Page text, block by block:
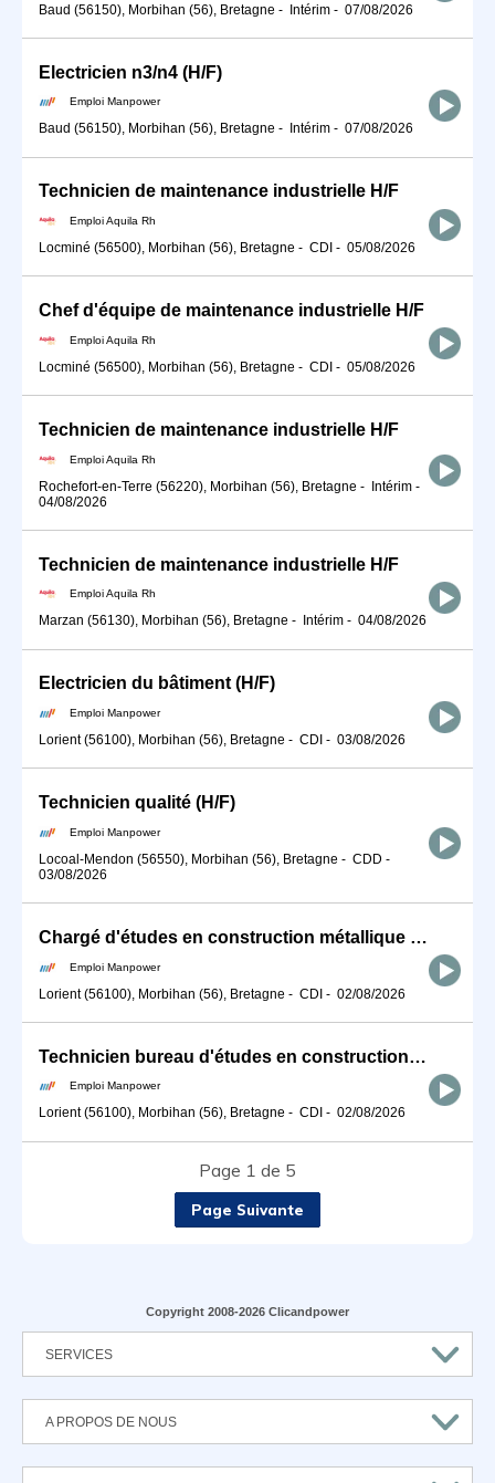
Baud (56150), Morbihan (56), Bretagne - Intérim - 07/08/2026
Electricien n3/n4 (H/F)
Emploi Manpower
Baud (56150), Morbihan (56), Bretagne - Intérim - 07/08/2026
Technicien de maintenance industrielle H/F
Emploi Aquila Rh
Locminé (56500), Morbihan (56), Bretagne - CDI - 05/08/2026
Chef d'équipe de maintenance industrielle H/F
Emploi Aquila Rh
Locminé (56500), Morbihan (56), Bretagne - CDI - 05/08/2026
Technicien de maintenance industrielle H/F
Emploi Aquila Rh
Rochefort-en-Terre (56220), Morbihan (56), Bretagne - Intérim -
04/08/2026
Technicien de maintenance industrielle H/F
Emploi Aquila Rh
Marzan (56130), Morbihan (56), Bretagne - Intérim - 04/08/2026
Electricien du bâtiment (H/F)
Emploi Manpower
Lorient (56100), Morbihan (56), Bretagne - CDI - 03/08/2026
Technicien qualité (H/F)
Emploi Manpower
Locoal-Mendon (56550), Morbihan (56), Bretagne - CDD -
03/08/2026
Chargé d'études en construction métallique (H/F)
Emploi Manpower
Lorient (56100), Morbihan (56), Bretagne - CDI - 02/08/2026
Technicien bureau d'études en construction métallique (H/F)
Emploi Manpower
Lorient (56100), Morbihan (56), Bretagne - CDI - 02/08/2026
Page 1 de 5
Page Suivante
Copyright 2008-2026 Clicandpower
SERVICES
A PROPOS DE NOUS